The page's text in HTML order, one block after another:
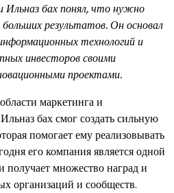
Ильназ бах понял, что нужно
результатов. Он основал
технологий и
инвесторов своими
проектами.
маркетинга и
бах смог создать сильную
помогает ему реализовывать
его компания является одной
получает множество наград и
организаций и сообществ.